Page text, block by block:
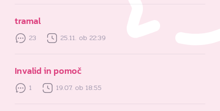
tramal
23 25.11. ob 22:39
Invalid in pomoč
1 19.07. ob 18:55